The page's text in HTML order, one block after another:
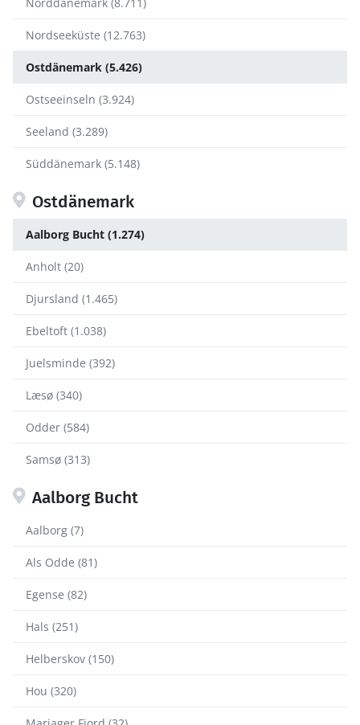
Nordseeküste (12.763)
Ostdänemark (5.426)
Ostseeinseln (3.924)
Seeland (3.289)
Süddänemark (5.148)
Ostdänemark
Aalborg Bucht (1.274)
Anholt (20)
Djursland (1.465)
Ebeltoft (1.038)
Juelsminde (392)
Læsø (340)
Odder (584)
Samsø (313)
Aalborg Bucht
Aalborg (7)
Als Odde (81)
Egense (82)
Hals (251)
Helberskov (150)
Hou (320)